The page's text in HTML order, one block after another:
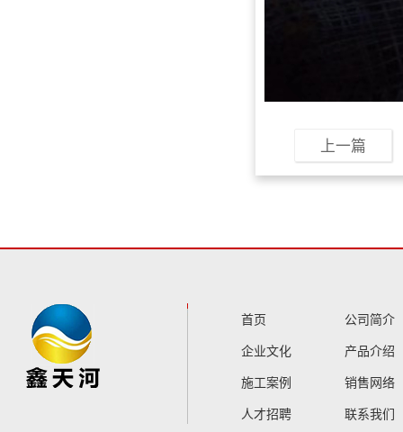
上一篇
首页
公司简介
企业文化
产品介绍
施工案例
销售网络
人才招聘
联系我们